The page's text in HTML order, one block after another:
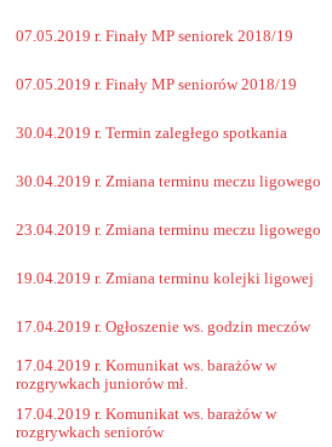
07.05.2019 r. Finały MP seniorek 2018/19
07.05.2019 r. Finały MP seniorów 2018/19
30.04.2019 r. Termin zaległego spotkania
30.04.2019 r. Zmiana terminu meczu ligowego
23.04.2019 r. Zmiana terminu meczu ligowego
19.04.2019 r. Zmiana terminu kolejki ligowej
17.04.2019 r. Ogłoszenie ws. godzin meczów
17.04.2019 r. Komunikat ws. barażów w
rozgrywkach juniorów mł.
17.04.2019 r. Komunikat ws. barażów w
rozgrywkach seniorów